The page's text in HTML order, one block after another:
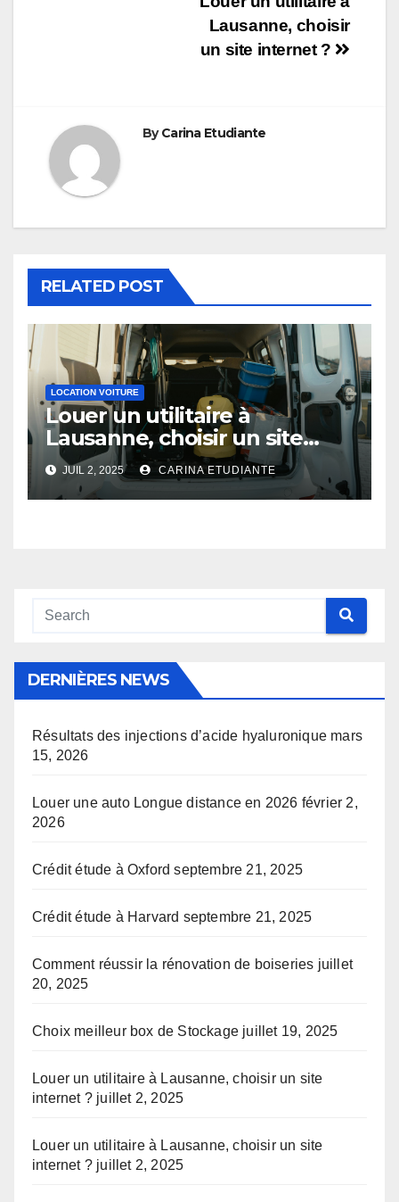
Lausanne, choisir
un site internet ?
ByCarina Etudiante
RELATED POST
LOCATION VOITURE
Louer un utilitaire à
Lausanne, choisir un site
internet ?
JUIL 2, 2025 CARINA ETUDIANTE
DERNIÈRES NEWS
Résultats des injections d’acide hyaluronique mars
15, 2026
Louer une auto Longue distance en 2026 février 2,
2026
Crédit étude à Oxford septembre 21, 2025
Crédit étude à Harvard septembre 21, 2025
Comment réussir la rénovation de boiseries juillet
20, 2025
Choix meilleur box de Stockage juillet 19, 2025
Louer un utilitaire à Lausanne, choisir un site
internet ? juillet 2, 2025
Louer un utilitaire à Lausanne, choisir un site
internet ? juillet 2, 2025